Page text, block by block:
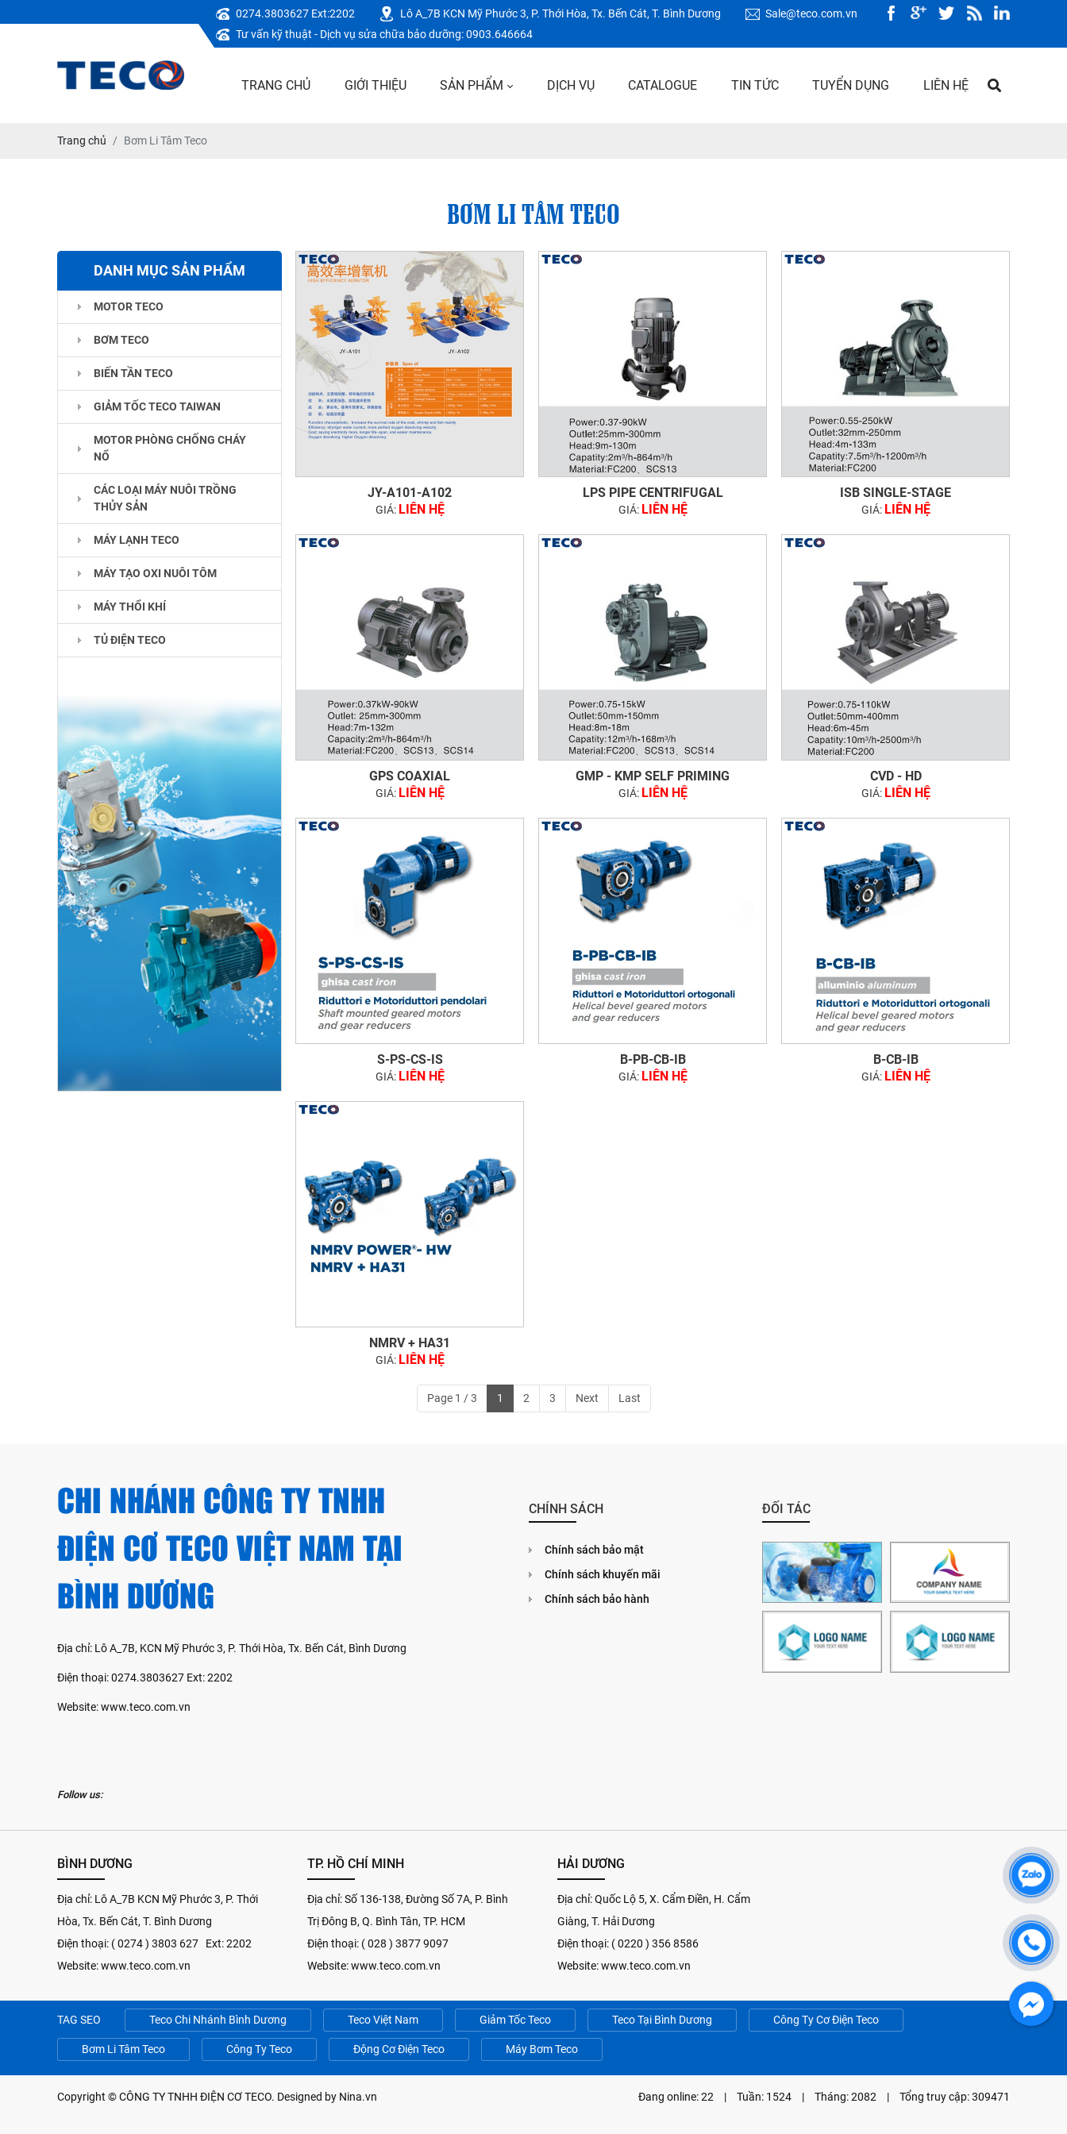
0274.3803627 Ext:2202 Lô A_7B KCN Mỹ Phước 3, P. Thới Hòa, Tx. Bến Cát, T. Bình Dương
Sale@teco.com.vn
Tư vấn kỹ thuật - Dịch vụ sửa chữa bảo dưỡng: 0903.646664
TRANG CHỦ GIỚI THIỆU SẢN PHẨM DỊCH VỤ CATALOGUE TIN TỨC TUYỂN DỤNG LIÊN HỆ
Trang chủ Bơm Li Tâm Teco
BƠM LI TÂM TECO
DANH MỤC SẢN PHẨM
MOTOR TECO
BƠM TECO
BIẾN TẦN TECO
GIẢM TỐC TECO TAIWAN
MOTOR PHÒNG CHỐNG CHÁY
NỔ
CÁC LOẠI MÁY NUÔI TRỒNG
THỦY SẢN
MÁY LẠNH TECO
MÁY TẠO OXI NUÔI TÔM
MÁY THỔI KHÍ
TỦ ĐIỆN TECO
JY-A101-A102
GIÁ: LIÊN HỆ
LPS PIPE CENTRIFUGAL
GIÁ: LIÊN HỆ
ISB SINGLE-STAGE
GIÁ: LIÊN HỆ
GPS COAXIAL
GIÁ: LIÊN HỆ
GMP - KMP SELF PRIMING
GIÁ: LIÊN HỆ
CVD - HD
GIÁ: LIÊN HỆ
S-PS-CS-IS
GIÁ: LIÊN HỆ
B-PB-CB-IB
GIÁ: LIÊN HỆ
B-CB-IB
GIÁ: LIÊN HỆ
NMRV + HA31
GIÁ: LIÊN HỆ
Page 1 / 3 1 2 3 Next Last
CHI NHÁNH CÔNG TY TNHH
ĐIỆN CƠ TECO VIỆT NAM TẠI
BÌNH DƯƠNG
Địa chỉ: Lô A_7B, KCN Mỹ Phước 3, P. Thới Hòa, Tx. Bến Cát, Bình Dương
Điện thoại: 0274.3803627 Ext: 2202
Website: www.teco.com.vn
Follow us:
CHÍNH SÁCH
Chính sách bảo mật
Chính sách khuyến mãi
Chính sách bảo hành
ĐỐI TÁC
BÌNH DƯƠNG
Địa chỉ: Lô A_7B KCN Mỹ Phước 3, P. Thới
Hòa, Tx. Bến Cát, T. Bình Dương
Điện thoại: ( 0274 ) 3803 627 Ext: 2202
Website: www.teco.com.vn
TP. HỒ CHÍ MINH
Địa chỉ: Số 136-138, Đường Số 7A, P. Bình
Trị Đông B, Q. Bình Tân, TP. HCM
Điện thoại: ( 028 ) 3877 9097
Website: www.teco.com.vn
HẢI DƯƠNG
Địa chỉ: Quốc Lộ 5, X. Cẩm Điền, H. Cẩm
Giàng, T. Hải Dương
Điện thoại: ( 0220 ) 356 8586
Website: www.teco.com.vn
TAG SEO Teco Chi Nhánh Bình Dương Teco Việt Nam Giảm Tốc Teco Teco Tại Bình Dương Công Ty Cơ Điện Teco
Bơm Li Tâm Teco Công Ty Teco Động Cơ Điện Teco Máy Bơm Teco
Copyright ©CÔNG TY TNHH ĐIỆN CƠ TECO. Designed by Nina.vn Đang online: 22 | Tuần: 1524 | Tháng: 2082 | Tổng truy cập: 309471